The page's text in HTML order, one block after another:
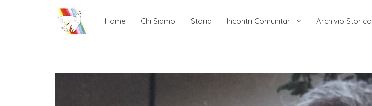
Home Chi Siamo Storia Incontri Comunitari Archivio Storico